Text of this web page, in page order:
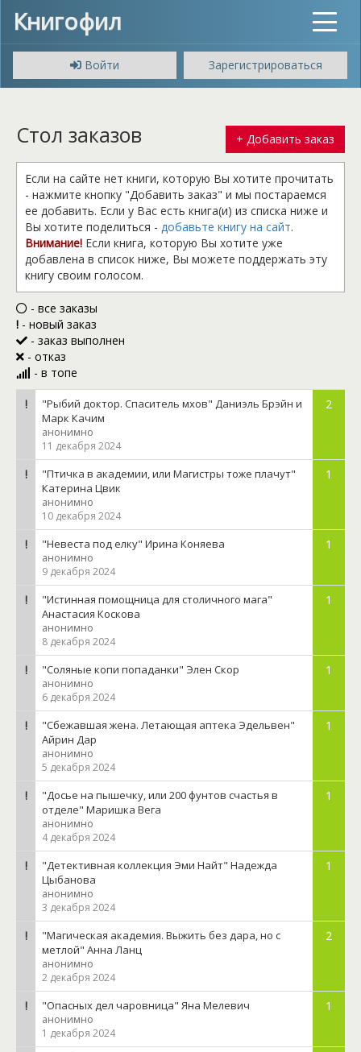
Книгофил
Toggle
Войти
Зарегистрироваться
Стол заказов + Добавить заказ
Если на сайте нет книги, которую Вы хотите прочитать
- нажмите кнопку "Добавить заказ" и мы постараемся
ее добавить. Если у Вас есть книга(и) из списка ниже и
Вы хотите поделиться - добавьте книгу на сайт.
Внимание! Если книга, которую Вы хотите уже
добавлена в список ниже, Вы можете поддержать эту
книгу своим голосом.
- все заказы
! - новый заказ
- заказ выполнен
- отказ
- в топе
"Рыбий доктор. Спаситель мхов" Даниэль Брэйн и
Марк Качим
анонимно
11 декабря 2024
2
"Птичка в академии, или Магистры тоже плачут"
Катерина Цвик
анонимно
10 декабря 2024
1
"Невеста под елку" Ирина Коняева
анонимно
9 декабря 2024
1
"Истинная помощница для столичного мага"
Анастасия Коскова
анонимно
8 декабря 2024
1
"Соляные копи попаданки" Элен Скор
анонимно
6 декабря 2024
1
"Сбежавшая жена. Летающая аптека Эдельвен"
Айрин Дар
анонимно
5 декабря 2024
1
"Досье на пышечку, или 200 фунтов счастья в
отделе" Маришка Вега
анонимно
4 декабря 2024
1
"Детективная коллекция Эми Найт" Надежда
Цыбанова
анонимно
3 декабря 2024
1
"Магическая академия. Выжить без дара, но с
метлой" Анна Ланц
анонимно
2 декабря 2024
2
"Опасных дел чаровница" Яна Мелевич
анонимно
1 декабря 2024
1